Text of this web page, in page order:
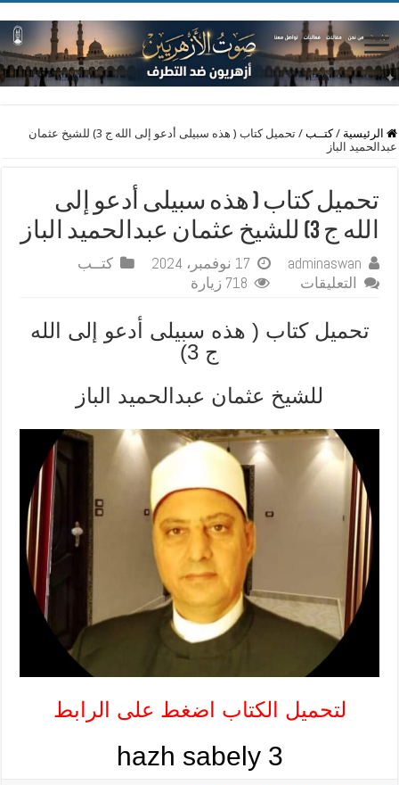
الرئيسية / كتــب /
تحميل كتاب ( هذه سبيلى أدعو إلى الله ج 3) للشيخ عثمان
عبدالحميد الباز
تحميل كتاب ( هذه سبيلى أدعو إلى
الله ج 3) للشيخ عثمان عبدالحميد الباز
adminaswan 17 نوفمبر، 2024
كتــب
التعليقات
كتاب
(
أدعو
الله
3) للشيخ
عبدالحميد
718 زيارة
تحميل كتاب ( هذه سبيلى أدعو إلى الله
ج 3)
للشيخ عثمان عبدالحميد الباز
لتحميل الكتاب اضغط على الرابط
hazh sabely 3